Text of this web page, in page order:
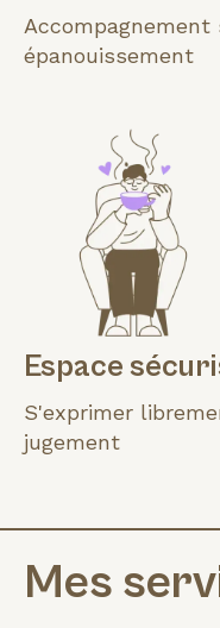
épanouissement
Espace
S'exprimer
jugement
Mes